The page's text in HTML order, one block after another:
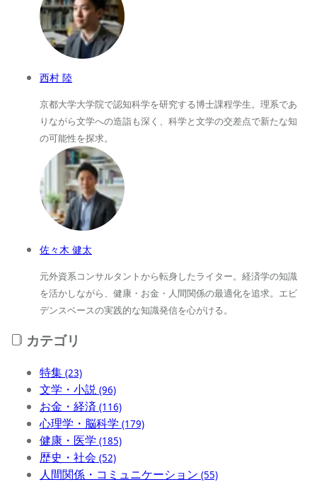
西村 陸
京都大学大学院で認知科学を研究する博士課程学生。理系であ
りながら文学への造詣も深く、科学と文学の交差点で新たな知
の可能性を探求。
佐々木 健太
元外資系コンサルタントから転身したライター。経済学の知識
を活かしながら、健康・お金・人間関係の最適化を追求。エビ
デンスベースの実践的な知識発信を心がける。
カテゴリ
特集 (23)
文学・小説 (96)
お金・経済 (116)
心理学・脳科学 (179)
健康・医学 (185)
歴史・社会 (52)
人間関係・コミュニケーション (55)